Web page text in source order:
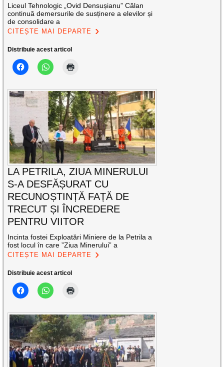
Liceul Tehnologic „Ovid Densușianu” Călan
continuă demersurile de susținere a elevilor și
de consolidare a
CITEȘTE MAI DEPARTE
Distribuie acest articol
LA PETRILA, ZIUA MINERULUI
S-A DESFĂȘURAT CU
RECUNOȘTINȚĂ FAȚĂ DE
TRECUT ȘI ÎNCREDERE
PENTRU VIITOR
Incinta fostei Exploatări Miniere de la Petrila a
fost locul în care ”Ziua Minerului” a
CITEȘTE MAI DEPARTE
Distribuie acest articol